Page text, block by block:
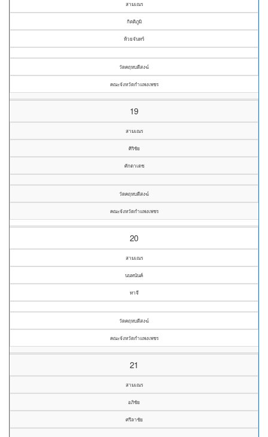
สามเณร
กิตติภูมิ
ห้วยจันทร์
วัดคฤหบดีสงฆ์
คณะจังหวัดกำแพงเพชร
19
สามเณร
ศิริชัย
ศักดาเดช
วัดคฤหบดีสงฆ์
คณะจังหวัดกำแพงเพชร
20
สามเณร
นนทนันค์
ทาจี
วัดคฤหบดีสงฆ์
คณะจังหวัดกำแพงเพชร
21
สามเณร
อภิชัย
ศรีลาชัย